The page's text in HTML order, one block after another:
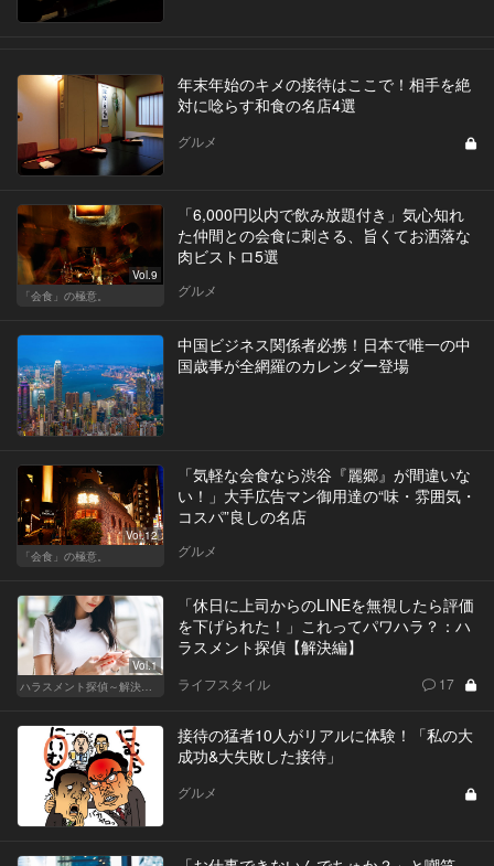
年末年始のキメの接待はここで！相手を絶
対に唸らす和食の名店4選
グルメ
Vol.9
「会食」の極意。
「6,000円以内で飲み放題付き」気心知れ
た仲間との会食に刺さる、旨くてお洒落な
肉ビストロ5選
グルメ
中国ビジネス関係者必携！日本で唯一の中
国歳事が全網羅のカレンダー登場
Vol.12
「会食」の極意。
「気軽な会食なら渋谷『麗郷』が間違いな
い！」大手広告マン御用達の“味・雰囲気・
コスパ”良しの名店
グルメ
Vol.1
ハラスメント探偵～解決編～
「休日に上司からのLINEを無視したら評価
を下げられた！」これってパワハラ？：ハ
ラスメント探偵【解決編】
ライフスタイル 17
接待の猛者10人がリアルに体験！「私の大
成功&大失敗した接待」
グルメ